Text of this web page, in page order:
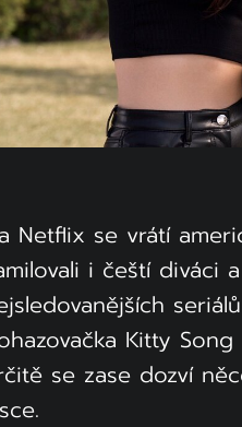
Netflix se vrátí
i čeští diváci
Kitty
se zase dozví